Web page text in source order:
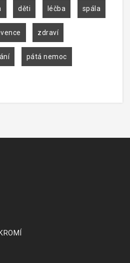
děti léčba spála
zdraví
pátá nemoc